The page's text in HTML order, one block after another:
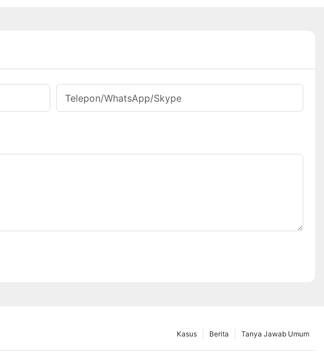
Telepon/WhatsApp/Skype
Tanya Jawab Umum
Berita
Kasus